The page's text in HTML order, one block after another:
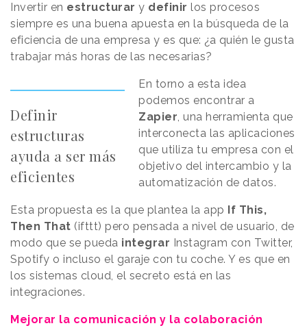
Invertir en estructurar y definir los procesos
siempre es una buena apuesta en la búsqueda de la
eficiencia de una empresa y es que: ¿a quién le gusta
trabajar más horas de las necesarias?
Definir
estructuras
ayuda a ser más
eficientes
En torno a esta idea
podemos encontrar a
Zapier, una herramienta que
interconecta las aplicaciones
que utiliza tu empresa con el
objetivo del intercambio y la
automatización de datos.
Esta propuesta es la que plantea la app
If This,
Then That (ifttt) pero pensada a nivel de usuario, de
modo que se pueda integrar Instagram con Twitter,
Spotify o incluso el garaje con tu coche. Y es que en
los sistemas cloud, el secreto está en las
integraciones.
Mejorar la comunicación y la colaboración